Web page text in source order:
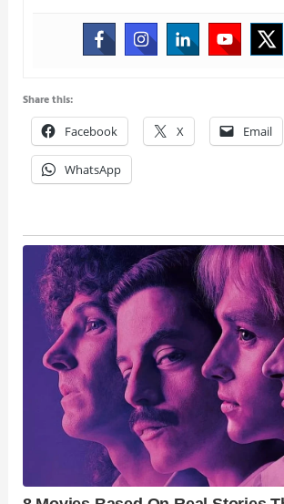
Share this:
Facebook X Email
WhatsApp